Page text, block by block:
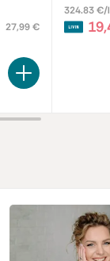
27,99 €
324.83 €/l